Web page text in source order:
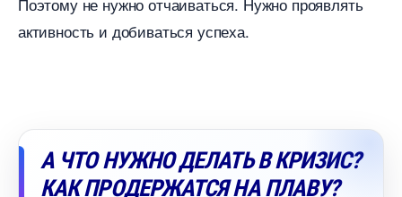
активность и добиваться успеха.
А ЧТО НУЖНО ДЕЛАТЬ В КРИЗИС?
КАК ПРОДЕРЖАТСЯ НА ПЛАВУ?